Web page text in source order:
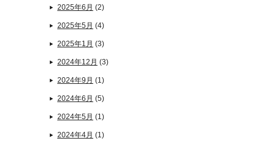
2025年6月 (2)
2025年5月 (4)
2025年1月 (3)
2024年12月 (3)
2024年9月 (1)
2024年6月 (5)
2024年5月 (1)
2024年4月 (1)